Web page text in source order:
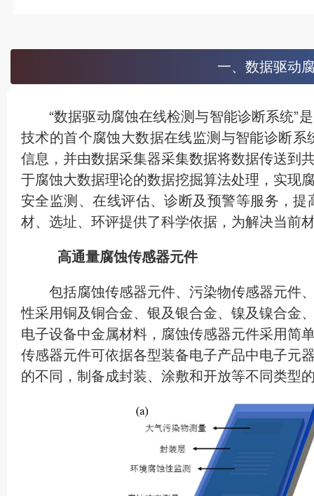
一、数据驱动
“数据驱动腐蚀在线检测与智能诊断系统”
技术的首个腐蚀大数据在线监测与智能诊断
信息，并由数据采集器采集数据将数据传送到
于腐蚀大数据理论的数据挖掘算法处理，实现
安全监测、在线评估、诊断及预警等服务，
材、选址、环评提供了科学依据，为解决当前
高通量腐蚀传感器元件
包括腐蚀传感器元件、污染物传感器元件
性采用铜及铜合金、银及银合金、镍及镍合金
电子设备中金属材料，腐蚀传感器元件采用简
传感器元件可依据各型装备电子产品中电子元
的不同，制备成封装、涂敷和开放等不同类型